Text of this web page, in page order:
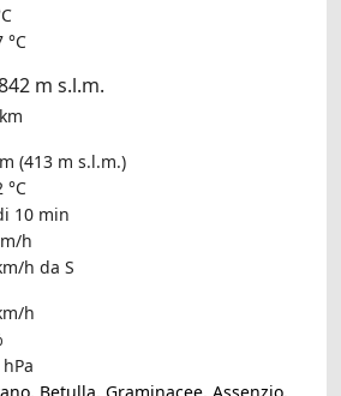
°C
m s.l.m.
(413 m s.l.m.)
°C
10 min
h
h da S
h